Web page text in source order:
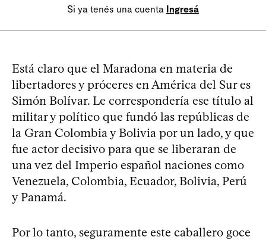
Si ya tenés una cuenta Ingresá
Está claro que el Maradona en materia de
libertadores y próceres en América del Sur es
Simón Bolívar. Le correspondería ese título al
militar y político que fundó las repúblicas de
la Gran Colombia y Bolivia por un lado, y que
fue actor decisivo para que se liberaran de
una vez del Imperio español naciones como
Venezuela, Colombia, Ecuador, Bolivia, Perú
y Panamá.
Por lo tanto, seguramente este caballero goce